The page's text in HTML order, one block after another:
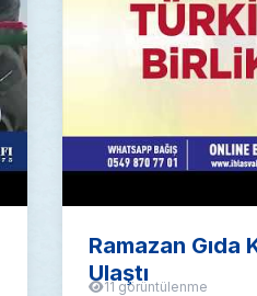
Ramazan Gıda
Ulaştı
11 görüntülenme